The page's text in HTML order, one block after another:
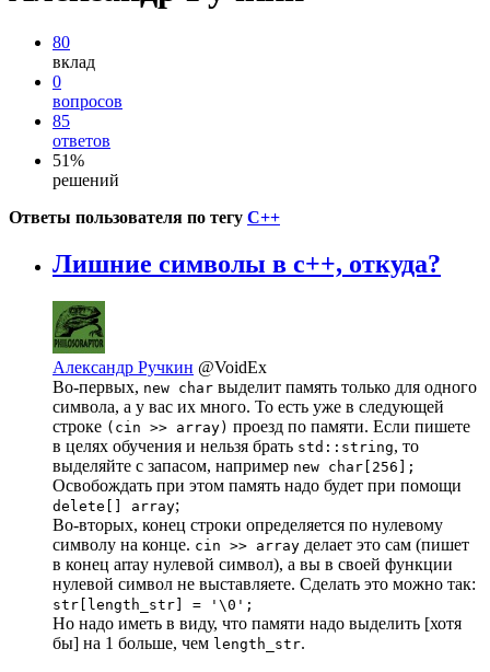
80
вклад
0
вопросов
85
ответов
51%
решений
Ответы пользователя по тегу C++
Лишние символы в c++, откуда?
Александр Ручкин @VoidEx
Во-первых, new char выделит память только для одного
символа, а у вас их много. То есть уже в следующей
строке (cin >> array) проезд по памяти. Если пишете
в целях обучения и нельзя брать std::string, то
выделяйте с запасом, например new char[256];
Освобождать при этом память надо будет при помощи
delete[] array;
Во-вторых, конец строки определяется по нулевому
символу на конце. cin >> array делает это сам (пишет
в конец array нулевой символ), а вы в своей функции
нулевой символ не выставляете. Сделать это можно так:
str[length_str] = '\0';
Но надо иметь в виду, что памяти надо выделить [хотя
бы] на 1 больше, чем length_str.